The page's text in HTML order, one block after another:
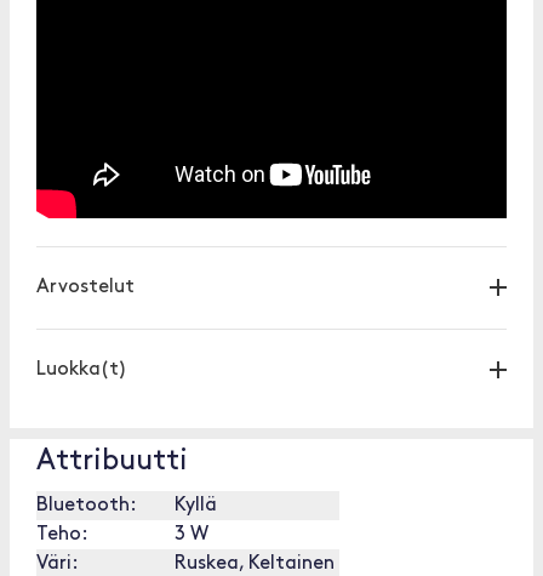
Arvostelut
Luokka(t)
Attribuutti
Bluetooth:
Kyllä
Teho:
3 W
Väri:
Ruskea, Keltainen